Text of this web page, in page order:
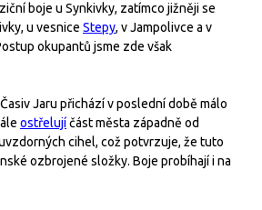
boje u Synkivky, zatímco jižněji se
u vesnice Stepy, v Jampolivce a v
okupantů jsme zde však
Jaru přichází v poslední době málo
ostřelujíčást města západně od
cihel, což potvrzuje, že tuto
ozbrojené složky. Boje probíhají i na